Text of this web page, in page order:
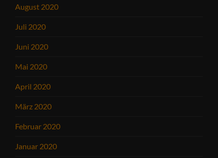
August 2020
Juli 2020
Juni 2020
Mai 2020
April 2020
März 2020
Februar 2020
Januar 2020